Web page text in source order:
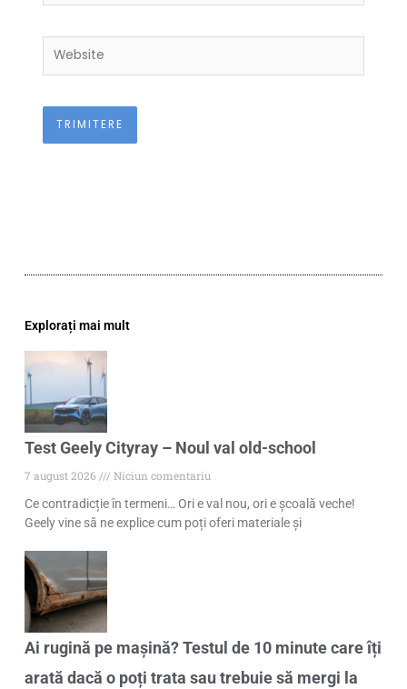
Website
Explorați mai mult
Test Geely Cityray – Noul val old-school
7 august 2026
Niciun comentariu
Ce contradicție în termeni… Ori e val nou, ori e școală veche!
Geely vine să ne explice cum poți oferi materiale și
Ai rugină pe mașină? Testul de 10 minute care îți
arată dacă o poți trata sau trebuie să mergi la